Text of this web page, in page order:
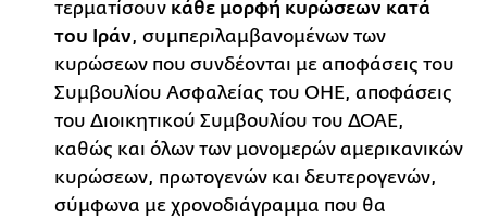
τερματίσουν κάθε μορφή κυρώσεων κατά
του Ιράν, συμπεριλαμβανομένων των
κυρώσεων που συνδέονται με αποφάσεις του
Συμβουλίου Ασφαλείας του ΟΗΕ, αποφάσεις
του Διοικητικού Συμβουλίου του ΔΟΑΕ,
καθώς και όλων των μονομερών αμερικανικών
κυρώσεων, πρωτογενών και δευτερογενών,
σύμφωνα με χρονοδιάγραμμα που θα